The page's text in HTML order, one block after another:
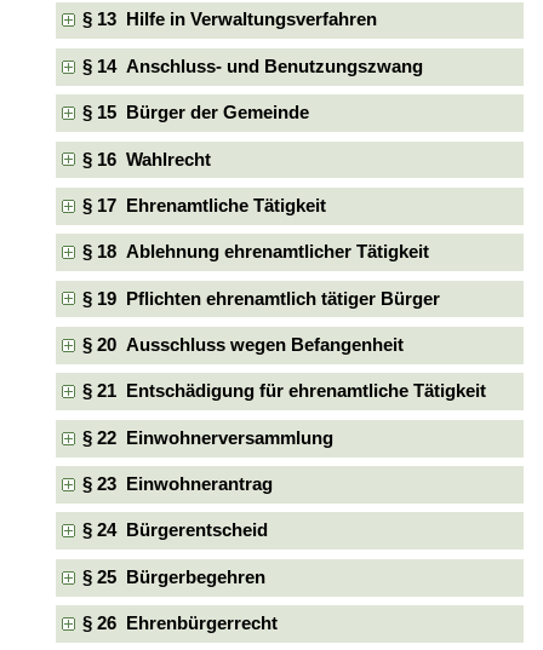
§ 13 Hilfe in Verwaltungsverfahren
§ 14 Anschluss- und Benutzungszwang
§ 15 Bürger der Gemeinde
§ 16 Wahlrecht
§ 17 Ehrenamtliche Tätigkeit
§ 18 Ablehnung ehrenamtlicher Tätigkeit
§ 19 Pflichten ehrenamtlich tätiger Bürger
§ 20 Ausschluss wegen Befangenheit
§ 21 Entschädigung für ehrenamtliche Tätigkeit
§ 22 Einwohnerversammlung
§ 23 Einwohnerantrag
§ 24 Bürgerentscheid
§ 25 Bürgerbegehren
§ 26 Ehrenbürgerrecht